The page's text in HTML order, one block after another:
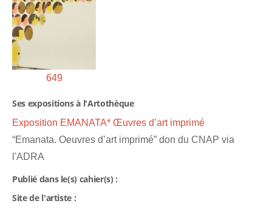
649
Ses expositions à l'Artothèque
Exposition EMANATA* Œuvres d’art imprimé
“Emanata. Oeuvres d’art imprimé” don du CNAP via
l'ADRA
Publié dans le(s) cahier(s) :
Site de l'artiste :